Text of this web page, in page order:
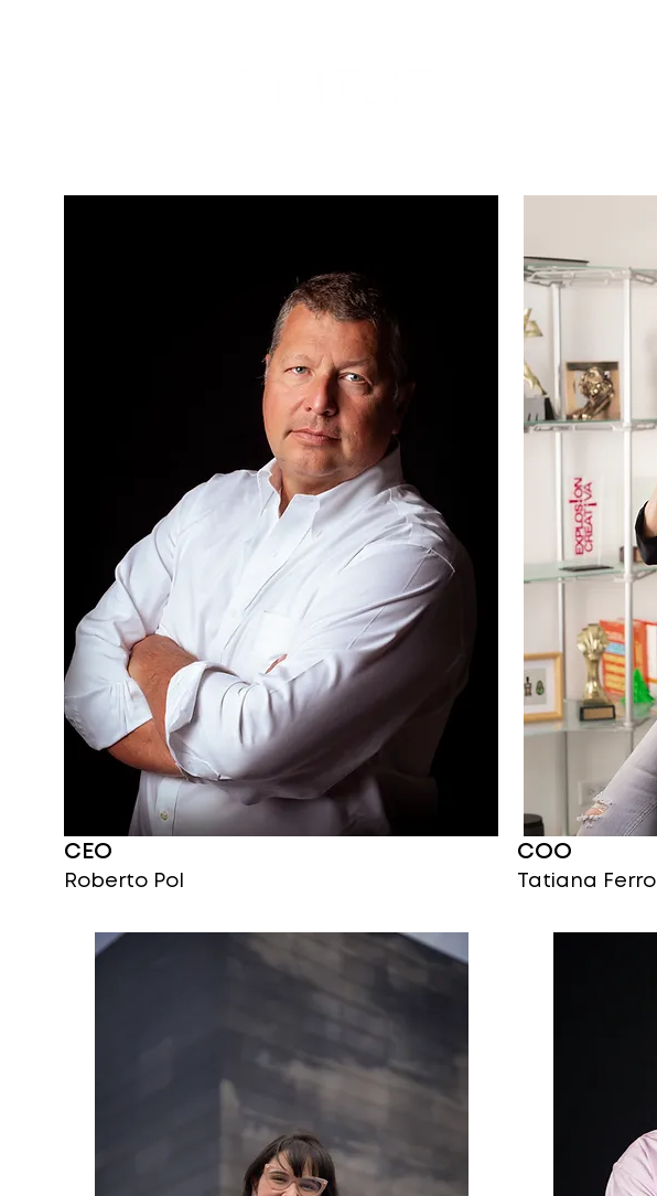
CEO
Roberto Pol
COO
Tatiana Ferro